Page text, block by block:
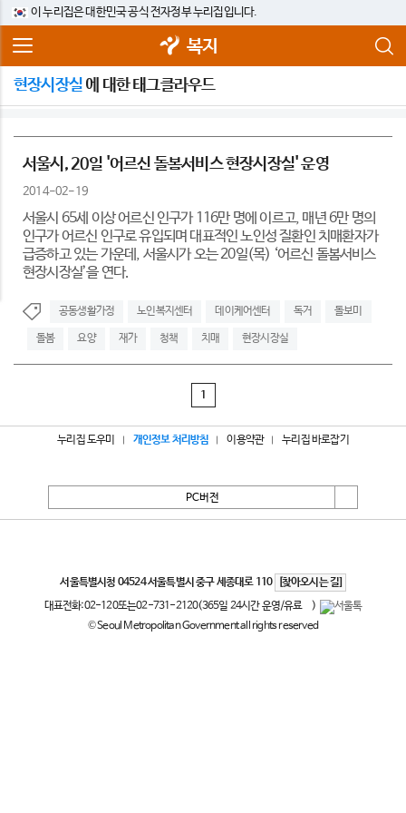
이 누리집은 대한민국 공식 전자정부 누리집입니다.
복지
현장시장실 에 대한 태그클라우드
서울시, 20일 '어르신 돌봄서비스 현장시장실' 운영
2014-02-19
서울시 65세 이상 어르신 인구가 116만 명에 이르고, 매년 6만 명의
인구가 어르신 인구로 유입되며 대표적인 노인성 질환인 치매환자가
급증하고 있는 가운데, 서울시가 오는 20일(목) ‘어르신 돌봄서비스
현장시장실’을 연다.
공동생활가정 노인복지센터 데이케어센터 독거 돌보미
돌봄 요양 재가 청책 치매 현장시장실
1
누리집 도우미 개인정보 처리방침 이용약관 누리집 바로잡기
PC버전
서울특별시청 04524 서울특별시 중구 세종대로 110
[찾아오시는 길]
대표전화:02-120또는02-731-2120(365일 24시간 운영/유료
)
© Seoul Metropolitan Government all rights reserved